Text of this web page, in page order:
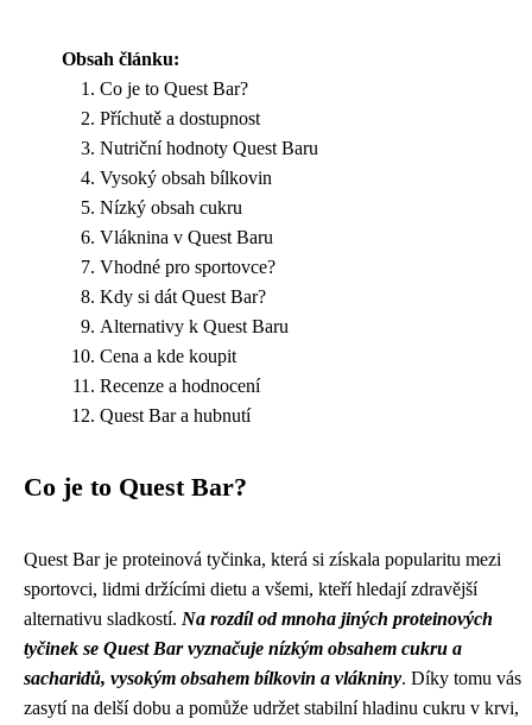
Obsah článku:
Co je to Quest Bar?
Příchutě a dostupnost
Nutriční hodnoty Quest Baru
Vysoký obsah bílkovin
Nízký obsah cukru
Vláknina v Quest Baru
Vhodné pro sportovce?
Kdy si dát Quest Bar?
Alternativy k Quest Baru
Cena a kde koupit
Recenze a hodnocení
Quest Bar a hubnutí
Co je to Quest Bar?
Quest Bar je proteinová tyčinka, která si získala popularitu mezi
sportovci, lidmi držícími dietu a všemi, kteří hledají zdravější
alternativu sladkostí. Na rozdíl od mnoha jiných proteinových
tyčinek se Quest Bar vyznačuje nízkým obsahem cukru a
sacharidů, vysokým obsahem bílkovin a vlákniny. Díky tomu vás
zasytí na delší dobu a pomůže udržet stabilní hladinu cukru v krvi,